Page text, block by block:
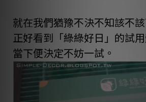
就在我們猶豫不決不知該不該
正好看到「綠綠好日 」的試
當下便決定不妨一試。